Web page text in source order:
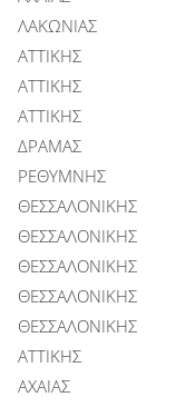
ΛΑΚΩΝΙΑΣ
ΑΤΤΙΚΗΣ
ΑΤΤΙΚΗΣ
ΑΤΤΙΚΗΣ
ΔΡΑΜΑΣ
ΡΕΘΥΜΝΗΣ
ΘΕΣΣΑΛΟΝΙΚΗΣ
ΘΕΣΣΑΛΟΝΙΚΗΣ
ΘΕΣΣΑΛΟΝΙΚΗΣ
ΘΕΣΣΑΛΟΝΙΚΗΣ
ΘΕΣΣΑΛΟΝΙΚΗΣ
ΑΤΤΙΚΗΣ
ΑΧΑΙΑΣ